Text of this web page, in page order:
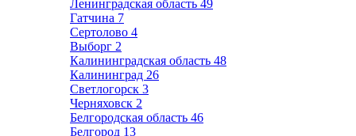
Ленинградская область 49
Гатчина 7
Сертолово 4
Выборг 2
Калининградская область 48
Калининград 26
Светлогорск 3
Черняховск 2
Белгородская область 46
Белгород 13